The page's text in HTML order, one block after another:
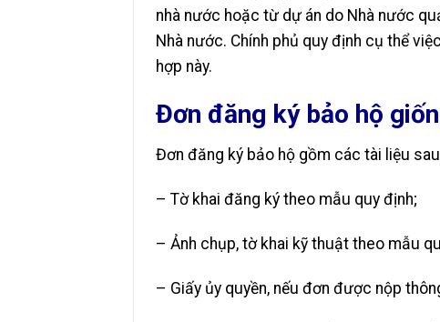
nhà nước hoặc từ dự án do Nhà nước
Nhà nước. Chính phủ quy định cụ thể
hợp này.
Đơn đăng ký bảo hộ
Đơn đăng ký bảo hộ gồm các tài liệu
– Tờ khai đăng ký theo mẫu quy định;
– Ảnh chụp, tờ khai kỹ thuật theo mẫu
– Giấy ủy quyền, nếu đơn được nộp